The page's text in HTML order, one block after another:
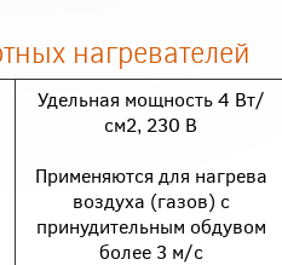
нагревателей
Удельная мощность 4 Вт/
см2, 230 В
Применяются для нагрева
воздуха (газов) с
принудительным обдувом
более 3 м/с